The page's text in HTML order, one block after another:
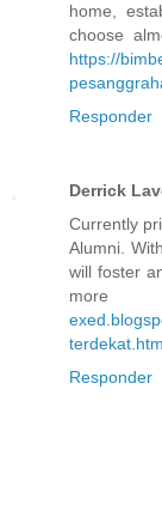
home,
choose
https://
Responder
Derrick
Currently
Alumni.
will foster
Responder